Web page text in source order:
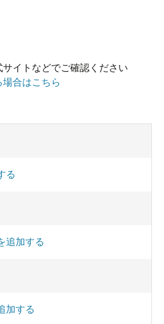
イトなどでご確認ください
合はこちら
る
追加する
加する